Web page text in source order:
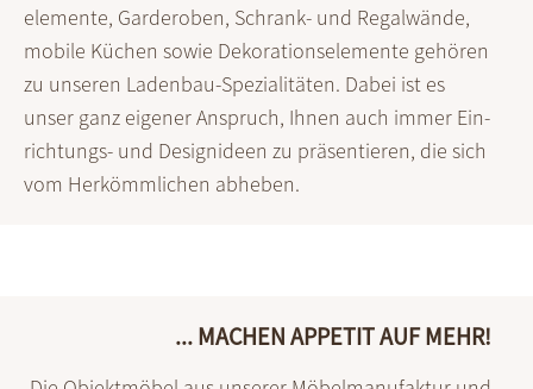
elemente, Garderoben, Schrank- und Regal­wände,
mobile Küchen sowie Deko­rations­elemente ge­hören
zu unseren Ladenbau-Spezia­li­täten. Dabei ist es
unser ganz eigener Anspruch, Ihnen auch immer Ein­
richtungs- und Design­ideen zu präsen­tieren, die sich
vom Herkömm­lichen abheben.
... MACHEN APPETIT AUF MEHR!